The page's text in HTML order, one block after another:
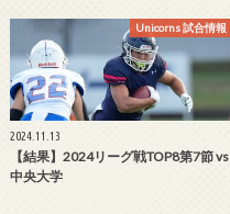
Unicorns 試合情報
2024.11.13
【結果】2024リーグ戦TOP8第7節 vs
中央大学